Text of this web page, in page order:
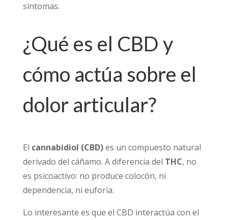
síntomas.
¿Qué es el CBD y
cómo actúa sobre el
dolor articular?
El cannabidiol (CBD)es un compuesto natural
derivado del cáñamo. A diferencia del THC, no
es psicoactivo: no produce colocón, ni
dependencia, ni euforia.
Lo interesante es que el CBD interactúa con el